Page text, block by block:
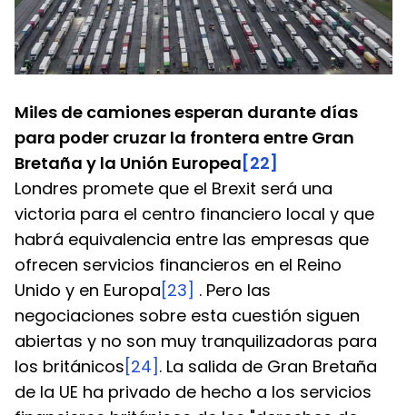
Miles de camiones esperan durante días
para poder cruzar la frontera entre Gran
Bretaña y la Unión Europea [22]
Londres promete que el Brexit será una
victoria para el centro financiero local y que
habrá equivalencia entre las empresas que
ofrecen servicios financieros en el Reino
Unido y en Europa [23] . Pero las
negociaciones sobre esta cuestión siguen
abiertas y no son muy tranquilizadoras para
los británicos [24] . La salida de Gran Bretaña
de la UE ha privado de hecho a los servicios